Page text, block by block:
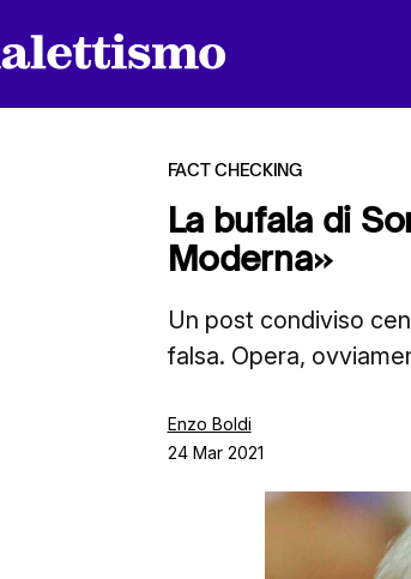
FACT CHECKING
La bufala di
Moderna»
Un post condiviso
falsa. Opera,
Enzo Boldi
24 Mar 2021